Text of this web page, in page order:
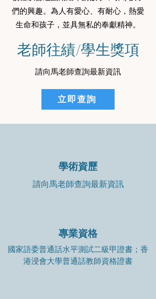
們的興趣。為人有愛心、有耐心，熱愛
生命和孩子，並具無私的奉獻精神。
老師往績/學生獎項
請向馬老師查詢最新資訊
立即查詢
學術資歷
請向馬老師查詢最新資訊
專業資格
國家語委普通話水平測試二級甲證書；香
港浸會大學普通話教師資格證書